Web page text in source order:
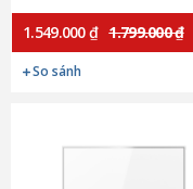
1.549.000 ₫ 1.799.000 ₫
So sánh